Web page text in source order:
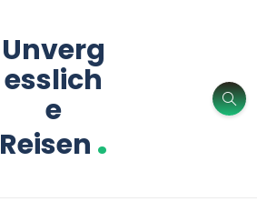
Unverg
esslich
e
Reisen .